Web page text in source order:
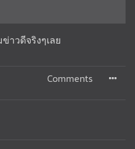
วดีจริงๆเลย
Comments